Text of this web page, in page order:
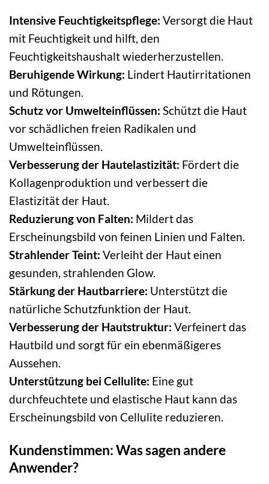
Intensive Feuchtigkeitspflege: Versorgt die Haut
mit Feuchtigkeit und hilft, den
Feuchtigkeitshaushalt wiederherzustellen.
Beruhigende Wirkung: Lindert Hautirritationen
und Rötungen.
Schutz vor Umwelteinflüssen: Schützt die Haut
vor schädlichen freien Radikalen und
Umwelteinflüssen.
Verbesserung der Hautelastizität: Fördert die
Kollagenproduktion und verbessert die
Elastizität der Haut.
Reduzierung von Falten: Mildert das
Erscheinungsbild von feinen Linien und Falten.
Strahlender Teint: Verleiht der Haut einen
gesunden, strahlenden Glow.
Stärkung der Hautbarriere: Unterstützt die
natürliche Schutzfunktion der Haut.
Verbesserung der Hautstruktur: Verfeinert das
Hautbild und sorgt für ein ebenmäßigeres
Aussehen.
Unterstützung bei Cellulite: Eine gut
durchfeuchtete und elastische Haut kann das
Erscheinungsbild von Cellulite reduzieren.
Kundenstimmen: Was sagen andere
Anwender?